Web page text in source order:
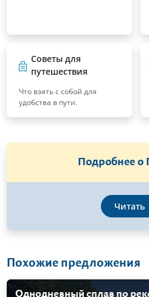
Советы для
путешествия
Что взять с собой для
удобства в пути.
Подробнее о
Читать
Похожие предложения
Однодневный сплав по